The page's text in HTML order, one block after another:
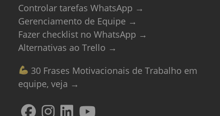
Controlar tarefas WhatsApp →
Gerenciamento de Equipe →
Fazer checklist no WhatsApp →
Alternativas ao Trello →
30 Frases Motivacionais de Trabalho em
equipe, veja →